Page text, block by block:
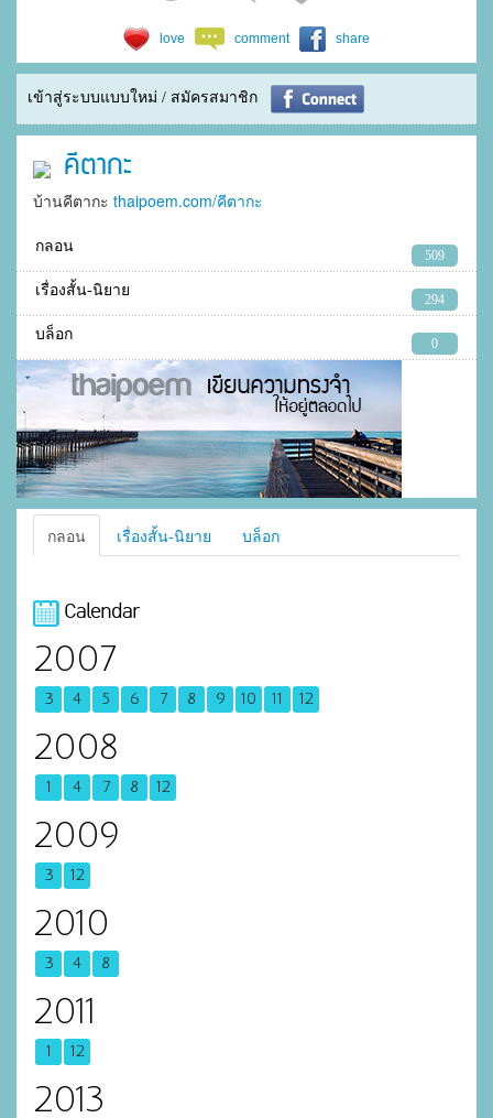
love comment share
เข้าสู่ระบบแบบใหม่ / สมัครสมาชิก
คีตากะ
บ้านคีตากะ thaipoem.com/คีตากะ
กลอน
509
เรื่องสั้น-นิยาย
294
บล็อก
0
กลอน เรื่องสั้น-นิยาย บล็อก
Calendar
2007
3 4 5 6 7 8 9 10 11 12
2008
1 4 7 8 12
2009
3 12
2010
3 4 8
2011
1 12
2013